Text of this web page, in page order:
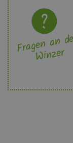
Fragen an
Winzer